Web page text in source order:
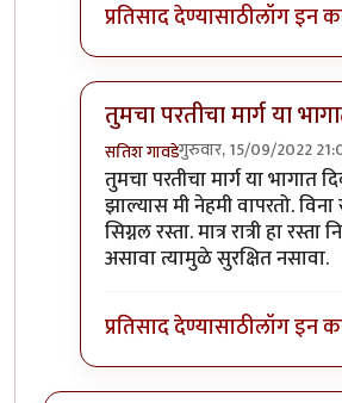
प्रतिसाद देण्यासाठीलॉग इन
तुमचा परतीचा मार्ग या
सतिश गावडेगुरुवार, 15/09/2022
In reply toपरवा पुण्यातून
तुमचा परतीचा मार्ग या भागात
झाल्यास मी नेहमी वापरतो. विना
सिग्नल रस्ता. मात्र रात्री हा रस्ता
असावा त्यामुळे सुरक्षित नसावा.
प्रतिसाद देण्यासाठीलॉग इन